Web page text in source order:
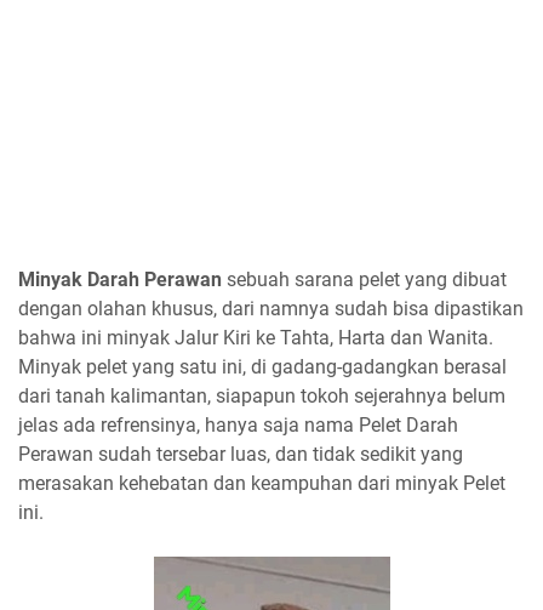
Minyak Darah Perawan sebuah sarana pelet yang dibuat
dengan olahan khusus, dari namnya sudah bisa dipastikan
bahwa ini minyak Jalur Kiri ke Tahta, Harta dan Wanita.
Minyak pelet yang satu ini, di gadang-gadangkan berasal
dari tanah kalimantan, siapapun tokoh sejerahnya belum
jelas ada refrensinya, hanya saja nama Pelet Darah
Perawan sudah tersebar luas, dan tidak sedikit yang
merasakan kehebatan dan keampuhan dari minyak Pelet
ini.